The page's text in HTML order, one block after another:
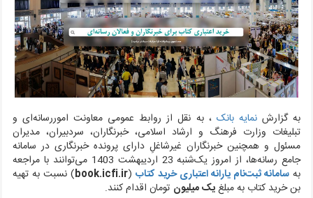
به گزارشنمایه بانک، به نقل از روابط‌ عمومی معاونت اموررسانه‌ای و
تبلیغات وزارت فرهنگ و ارشاد اسلامی، خبرنگاران، سردبیران، مدیران
مسئول و همچنین خبرنگاران غیرشاغلِ دارای پرونده خبرنگاری در سامانه
جامع رسانه‌ها، از امروز یک‌شنبه 23 اردیبهشت 1403 می‌توانند با مراجعه
بهسامانه ثبت‌نام یارانه اعتباری خرید کتاب (
book.icfi.ir
)نسبت به تهیه
بن خرید کتاب به مبلغیک میلیونتومان اقدام کنند.